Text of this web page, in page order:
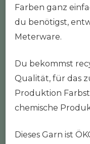
Farben ganz
du benötigst,
Meterware.
Du bekommst
Qualität, für das
Produktion
chemische
Dieses Garn ist